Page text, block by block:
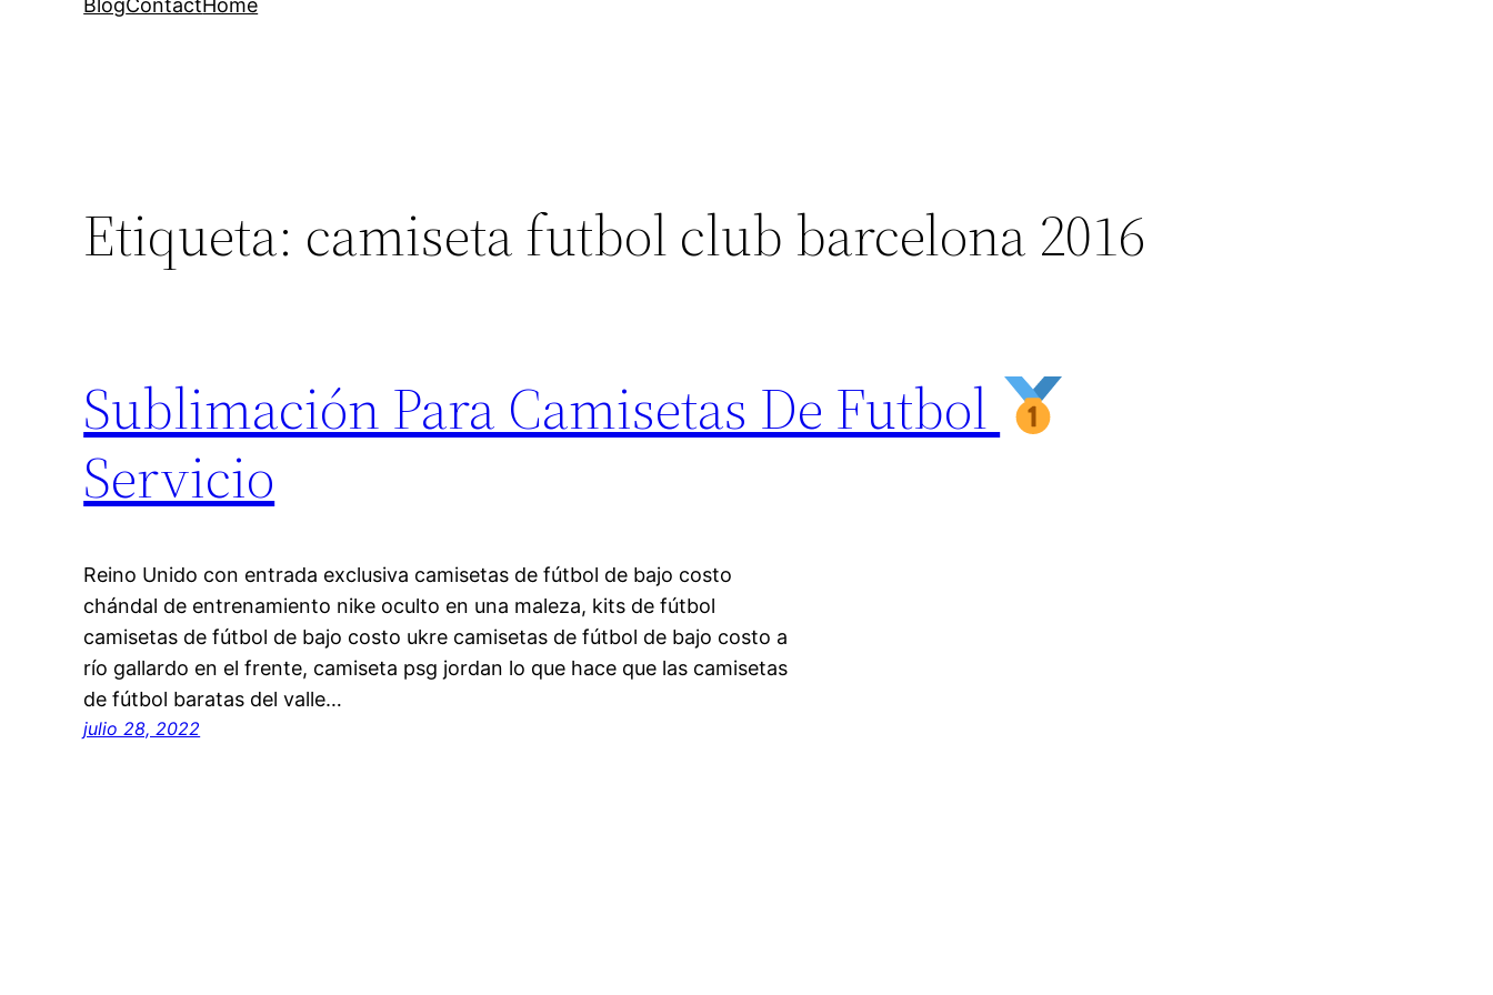
BlogContactHome
Etiqueta: camiseta futbol club barcelona 2016
Sublimación Para Camisetas De Futbol
Servicio
Reino Unido con entrada exclusiva camisetas de fútbol de bajo costo
chándal de entrenamiento nike oculto en una maleza, kits de fútbol
camisetas de fútbol de bajo costo ukre camisetas de fútbol de bajo costo a
río gallardo en el frente, camiseta psg jordan lo que hace que las camisetas
de fútbol baratas del valle…
julio 28, 2022